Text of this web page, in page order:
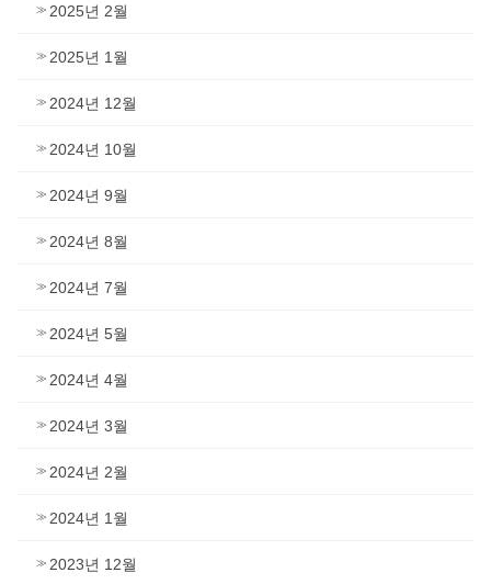
2025년 2월
2025년 1월
2024년 12월
2024년 10월
2024년 9월
2024년 8월
2024년 7월
2024년 5월
2024년 4월
2024년 3월
2024년 2월
2024년 1월
2023년 12월